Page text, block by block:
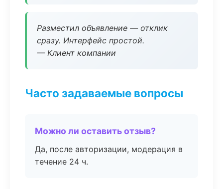
Разместил объявление — отклик
сразу. Интерфейс простой.
— Клиент компании
Часто задаваемые вопросы
Можно ли оставить отзыв?
Да, после авторизации, модерация в
течение 24 ч.